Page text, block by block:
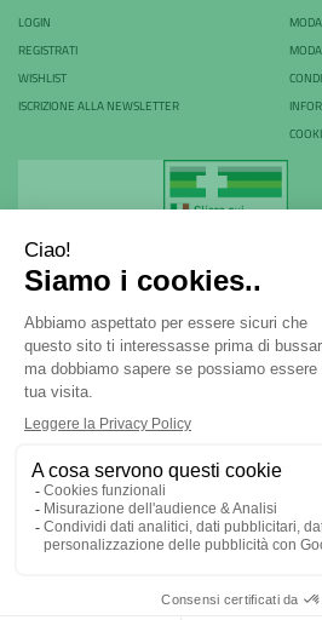
LOGIN
REGISTRATI
WISHLIST
ISCRIZIONE ALLA NEWSLETTER
Farmacia Rovani & C. sas -
Via Rovani 84 - 20099 - Sesto San
22470970|
Powered byPrenofa| Web